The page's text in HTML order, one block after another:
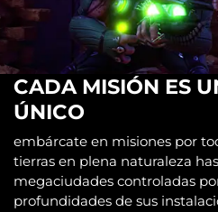
CADA MISIÓN ES
ÚNICO
embárcate en misiones por
tierras en plena naturaleza
megaciudades controladas
profundidades de sus